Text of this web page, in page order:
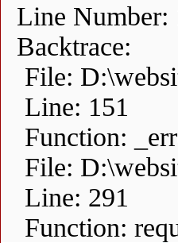
Line Number:
Backtrace:
File:
Line: 151
Function:
File:
Line: 291
Function: